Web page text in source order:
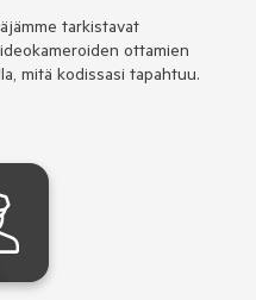
tarkistavat
ottamien
mitä kodissasi tapahtuu.